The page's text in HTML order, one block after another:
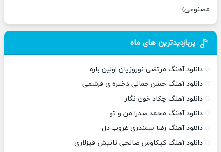
مصنوعی)
پربازدیدترین های ماه
دانلود آهنگ مرتضی نوروزیان اولین باره
دانلود آهنگ حسن جمالی دختره ی قرشمی
دانلود آهنگ چکاد خون نگار
دانلود آهنگ محمد صدرا من و تو
دانلود آهنگ رضا سمندری غروب دل
دانلود آهنگ کیکاوس صالحی تانیش قیزلاری